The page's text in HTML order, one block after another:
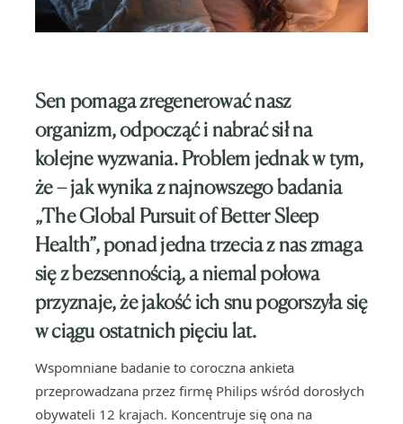
Sen pomaga zregenerować nasz
organizm, odpocząć i nabrać sił na
kolejne wyzwania. Problem jednak w tym,
że – jak wynika z najnowszego badania
„The Global Pursuit of Better Sleep
Health”, ponad jedna trzecia z nas zmaga
się z bezsennością, a niemal połowa
przyznaje, że jakość ich snu pogorszyła się
w ciągu ostatnich pięciu lat.
Wspomniane badanie to coroczna ankieta
przeprowadzana przez firmę Philips wśród dorosłych
obywateli 12 krajach. Koncentruje się ona na